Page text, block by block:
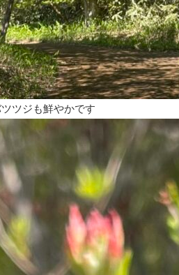
ツジも鮮やかです